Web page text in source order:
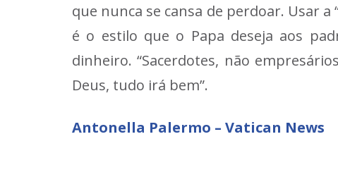
que nunca se cansa de perdoar. Usar
é o estilo que o Papa deseja aos
dinheiro. “Sacerdotes, não
Deus, tudo irá bem”.
Antonella Palermo – Vatican News